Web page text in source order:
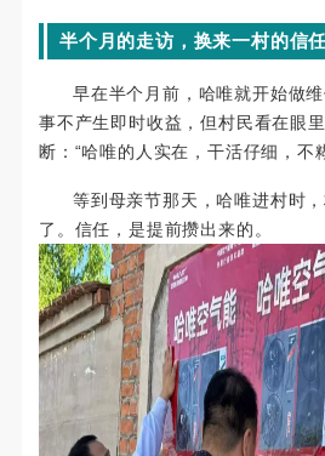
半个月的走访，换来一村的信
早在半个月前，哈唯就开始做
事不产生即时收益，但村民看在眼
断：“哈唯的人实在，干活仔细，不
等到母亲节那天，哈唯进村时
了。信任，是提前攒出来的。